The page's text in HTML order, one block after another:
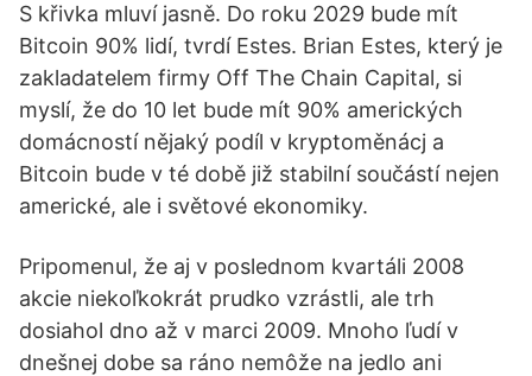
S křivka mluví jasně. Do roku 2029 bude mít
Bitcoin 90% lidí, tvrdí Estes. Brian Estes, který je
zakladatelem firmy Off The Chain Capital, si
myslí, že do 10 let bude mít 90% amerických
domácností nějaký podíl v kryptoměnácj a
Bitcoin bude v té době již stabilní součástí nejen
americké, ale i světové ekonomiky.
Pripomenul, že aj v poslednom kvartáli 2008
akcie niekoľkokrát prudko vzrástli, ale trh
dosiahol dno až v marci 2009. Mnoho ľudí v
dnešnej dobe sa ráno nemôže na jedlo ani